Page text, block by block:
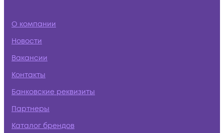
О компании
Новости
Вакансии
Контакты
Банковские реквизиты
Партнеры
Каталог брендов